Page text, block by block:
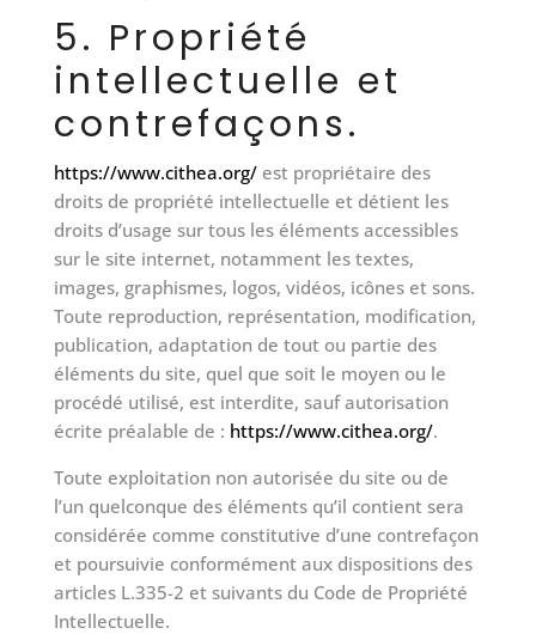
5. Propriété
intellectuelle et
contrefaçons.
https://www.cithea.org/est propriétaire des
droits de propriété intellectuelle et détient les
droits d’usage sur tous les éléments accessibles
sur le site internet, notamment les textes,
images, graphismes, logos, vidéos, icônes et sons.
Toute reproduction, représentation, modification,
publication, adaptation de tout ou partie des
éléments du site, quel que soit le moyen ou le
procédé utilisé, est interdite, sauf autorisation
écrite préalable de : https://www.cithea.org/.
Toute exploitation non autorisée du site ou de
l’un quelconque des éléments qu’il contient sera
considérée comme constitutive d’une contrefaçon
et poursuivie conformément aux dispositions des
articles L.335-2 et suivants du Code de Propriété
Intellectuelle.